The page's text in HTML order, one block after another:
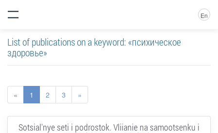
En
List of publications on a keyword: «психическое
здоровье»
« 1 2 3 »
Sotsial'nye seti i podrostok. Vliianie na samootsenku i